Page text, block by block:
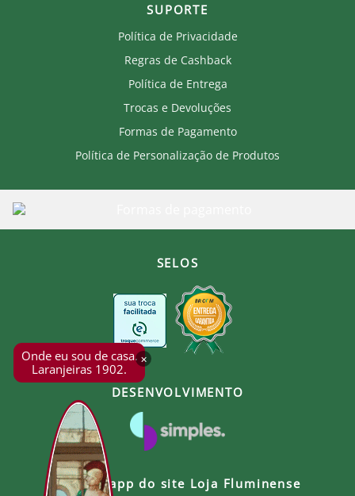
×
Onde eu sou de casa.
Laranjeiras 1902.
SUPORTE
Política de Privacidade
Regras de Cashback
Política de Entrega
Trocas e Devoluções
Formas de Pagamento
Política de Personalização de Produtos
SELOS
DESENVOLVIMENTO
Baixe o app do site Loja Fluminense